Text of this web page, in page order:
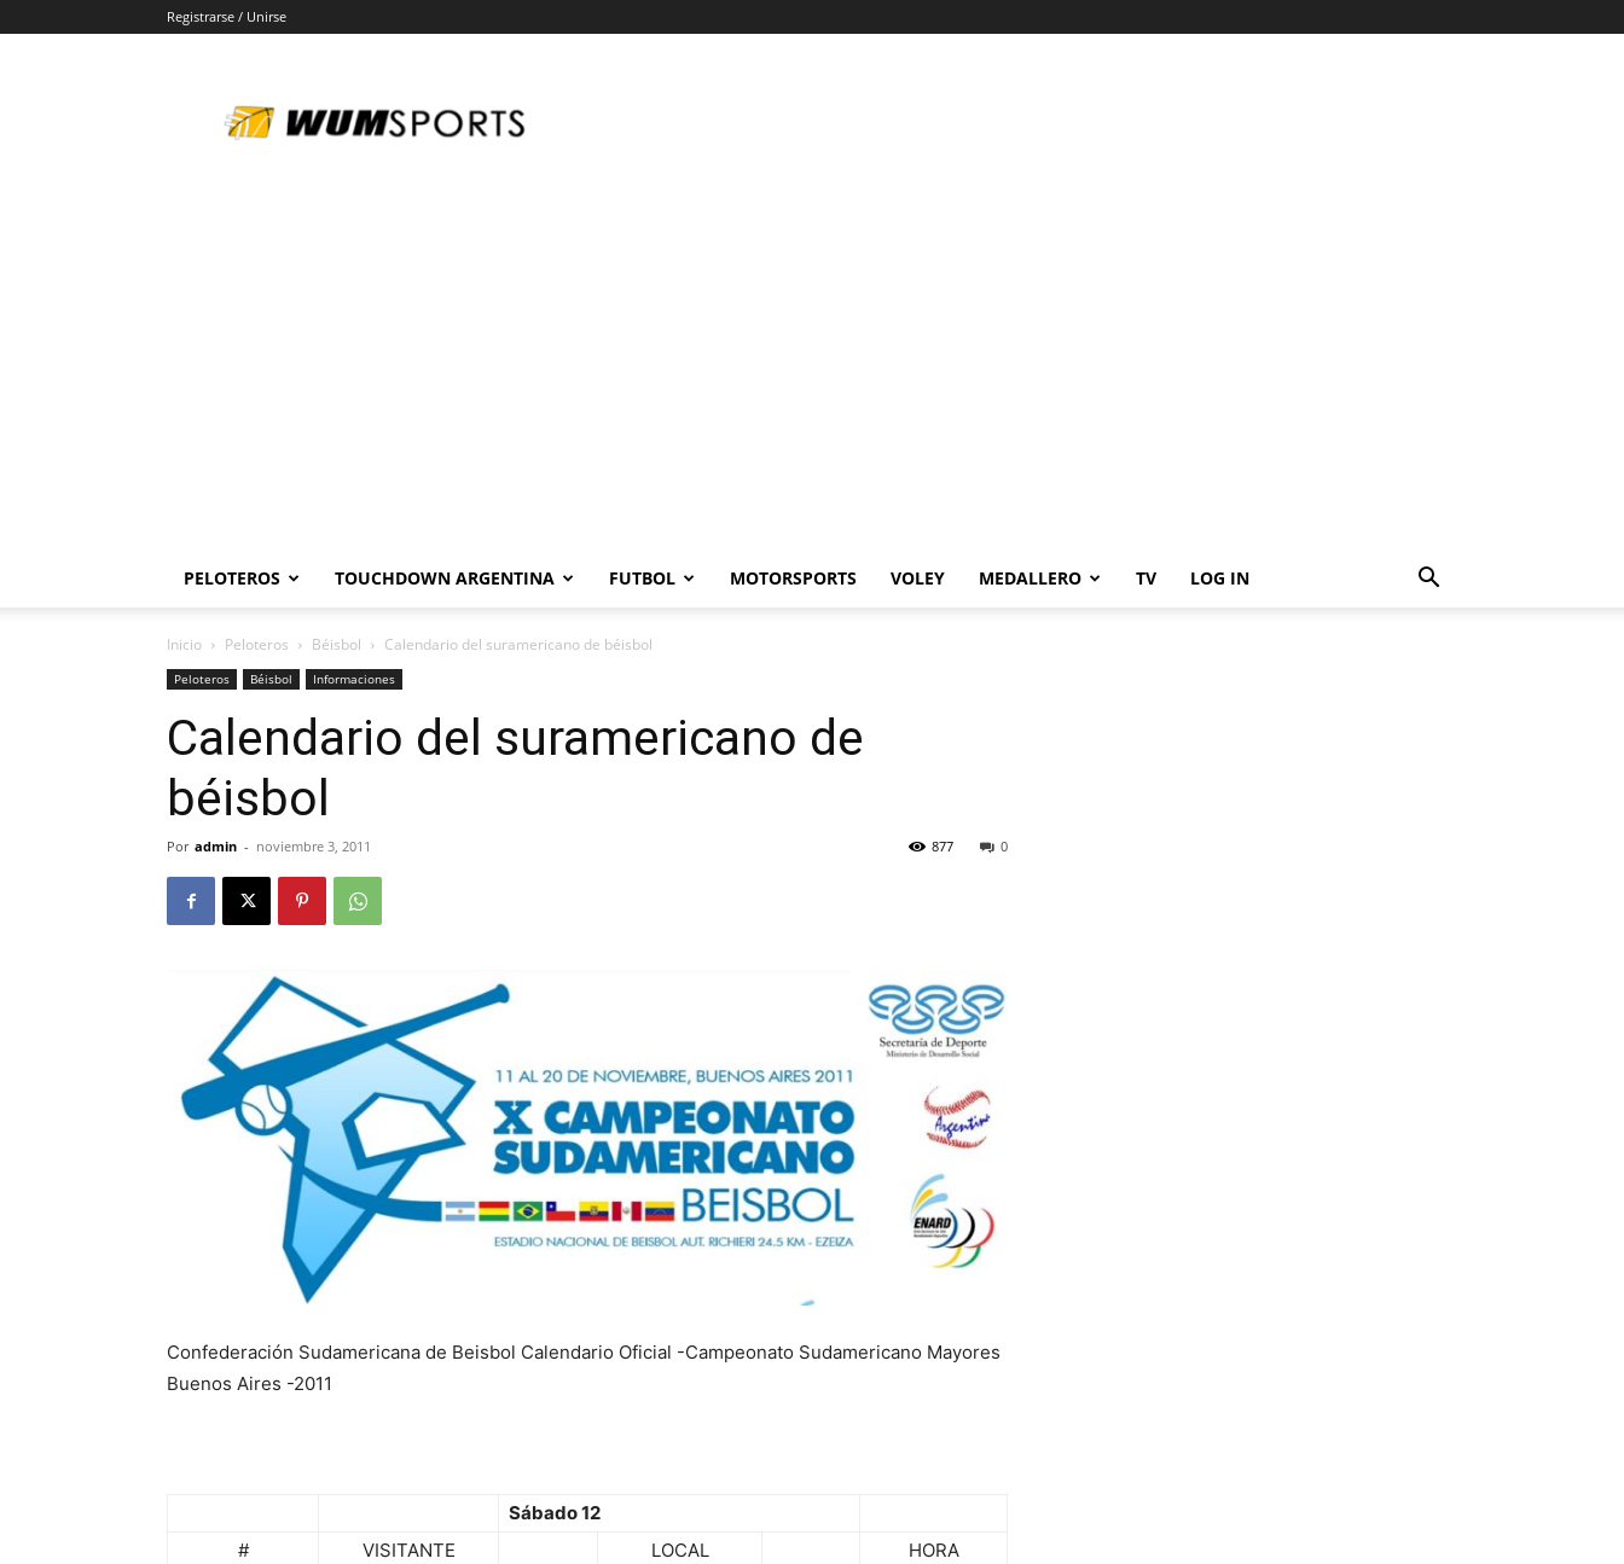
Registrarse / Unirse
PELOTEROS TOUCHDOWN ARGENTINA FUTBOL MOTORSPORTS VOLEY MEDALLERO TV LOG IN
Inicio Peloteros Béisbol Calendario del suramericano de béisbol
Peloteros Béisbol Informaciones
Calendario del suramericano de
béisbol
Por admin - noviembre 3, 2011 0
877
Confederación Sudamericana de Beisbol Calendario Oficial -Campeonato Sudamericano Mayores
Buenos Aires -2011
Sábado 12
#
VISITANTE LOCAL
HORA